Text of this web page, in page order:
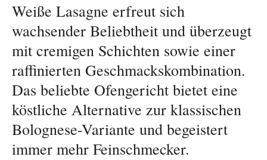
Weiße Lasagne erfreut sich
wachsender Beliebtheit und überzeugt
mit cremigen Schichten sowie einer
raffinierten Geschmackskombination.
Das beliebte Ofengericht bietet eine
köstliche Alternative zur klassischen
Bolognese-Variante und begeistert
immer mehr Feinschmecker.